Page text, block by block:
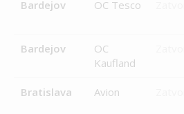
Bardejov OC Tesco
Bardejov
OC
Kaufland
Bratislava Avion